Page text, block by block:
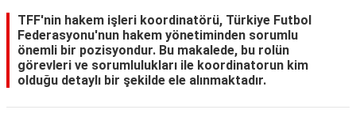
TFF'nin hakem işleri koordinatörü, Türkiye Futbol
Federasyonu'nun hakem yönetiminden sorumlu
önemli bir pozisyondur. Bu makalede, bu rolün
görevleri ve sorumlulukları ile koordinatorun kim
olduğu detaylı bir şekilde ele alınmaktadır.